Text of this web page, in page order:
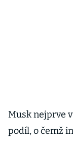
Musk nejprve
podíl, o čemž